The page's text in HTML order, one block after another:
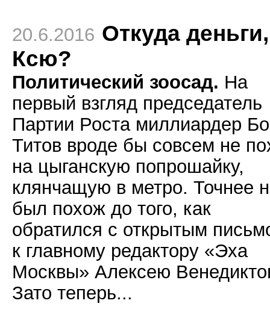
20.6.2016 Откуда деньги,
Ксю?
Политический зоосад. На
первый взгляд председатель
Партии Роста миллиардер
Титов вроде бы совсем не
на цыганскую попрошайку,
клянчащую в метро. Точнее
был похож до того, как
обратился с открытым
к главному редактору «Эха
Москвы» Алексею
Зато теперь...